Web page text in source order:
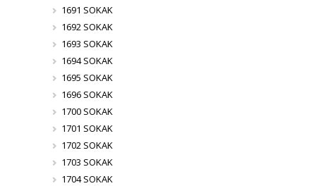
1691 SOKAK
1692 SOKAK
1693 SOKAK
1694 SOKAK
1695 SOKAK
1696 SOKAK
1700 SOKAK
1701 SOKAK
1702 SOKAK
1703 SOKAK
1704 SOKAK